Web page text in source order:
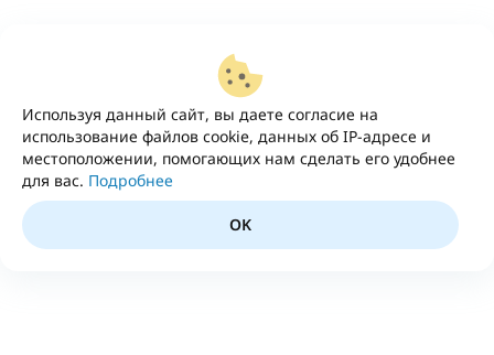
Используя данный сайт, вы даете согласие на
использование файлов cookie, данных об IP-адресе и
местоположении, помогающих нам сделать его удобнее
для вас. Подробнее
OK